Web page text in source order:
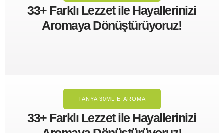
33+ Farklı Lezzet ile Hayallerinizi
Aromaya Dönüştürüyoruz!
TANYA 30ML E-AROMA
33+ Farklı Lezzet ile Hayallerinizi